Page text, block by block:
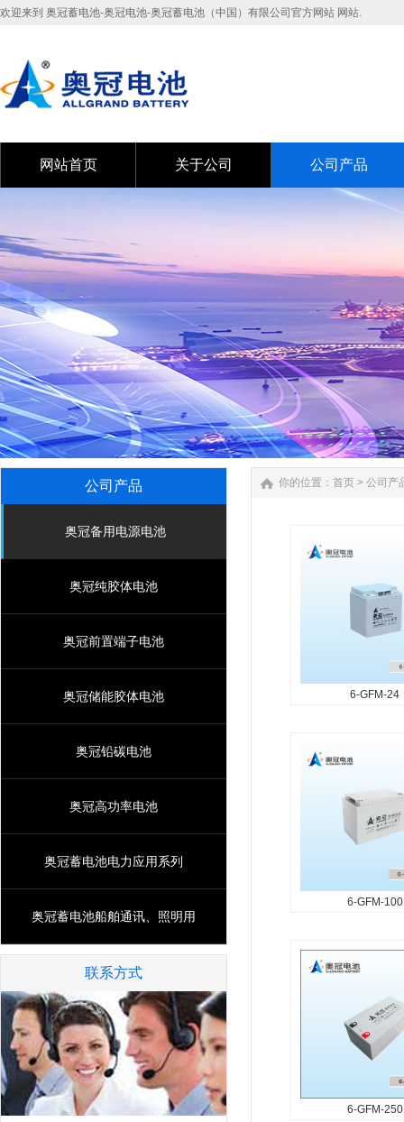
欢迎来到 奥冠蓄电池-奥冠电池-奥冠蓄电池（中国）有限公司官方网站 网站.
网站首页 关于公司 公司产品
公司产品
奥冠备用电源电池
奥冠纯胶体电池
奥冠前置端子电池
奥冠储能胶体电池
奥冠铅碳电池
奥冠高功率电池
奥冠蓄电池电力应用系列
奥冠蓄电池船舶通讯、照明用
联系方式
你的位置： 首页 > 公司产
6-GFM-24
密封安全可靠 比能
高、一致性能好...
6-GFM-100
产品特征 产品设计寿
密封安全可靠 比能
高、一致性能好...
6-GFM-250